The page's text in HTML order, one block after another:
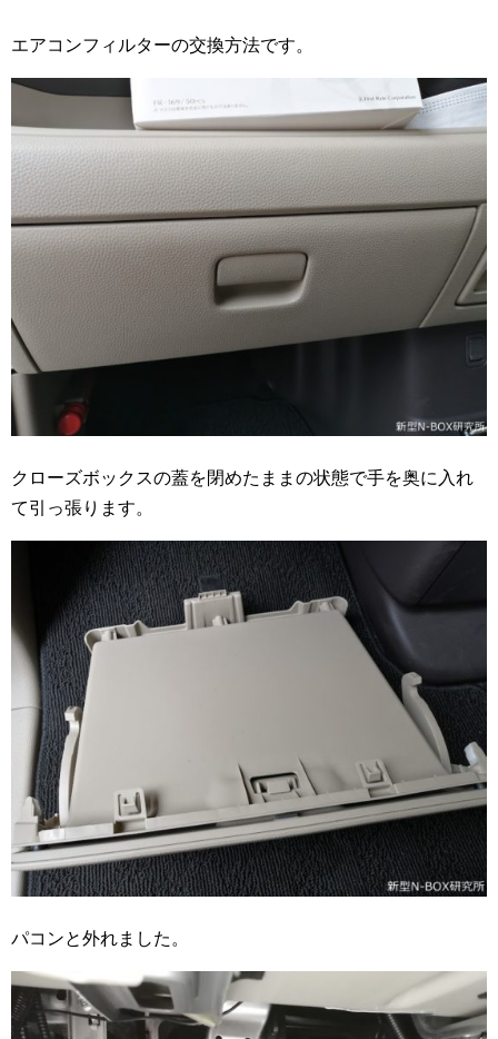
エアコンフィルターの交換方法です。
クローズボックスの蓋を閉めたままの状態で手を奥に入れ
て引っ張ります。
パコンと外れました。